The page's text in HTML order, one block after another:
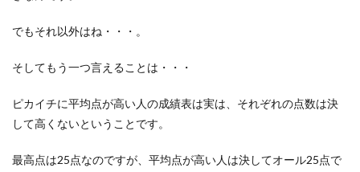
でもそれ以外はね・・・。
そしてもう一つ言えることは・・・
ピカイチに平均点が高い人の成績表は実は、それぞれの点数は決
して高くないということです。
最高点は25点なのですが、平均点が高い人は決してオール25点で